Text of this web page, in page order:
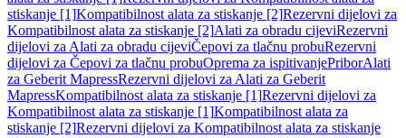
stiskanje [1]Kompatibilnost alata za stiskanje [2]Rezervni dijelovi za
Kompatibilnost alata za stiskanje [2]Alati za obradu cijeviRezervni
dijelovi za Alati za obradu cijeviČepovi za tlačnu probuRezervni
dijelovi za Čepovi za tlačnu probuOprema za ispitivanjePriborAlati
za Geberit MapressRezervni dijelovi za Alati za Geberit
MapressKompatibilnost alata za stiskanje [1]Rezervni dijelovi za
Kompatibilnost alata za stiskanje [1]Kompatibilnost alata za
stiskanje [2]Rezervni dijelovi za Kompatibilnost alata za stiskanje